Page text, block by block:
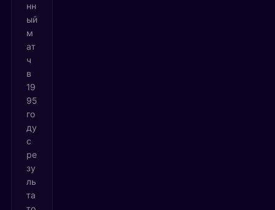
нн
ый
м
ат
ч
в
19
95
го
ду
с
ре
зу
ль
та